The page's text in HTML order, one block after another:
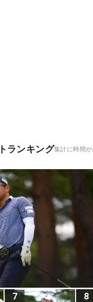
ランキング集計に時間が
7 8